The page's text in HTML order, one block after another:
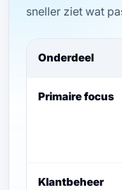
sneller ziet wat
Onderdeel
Primaire focus
Klantbeheer